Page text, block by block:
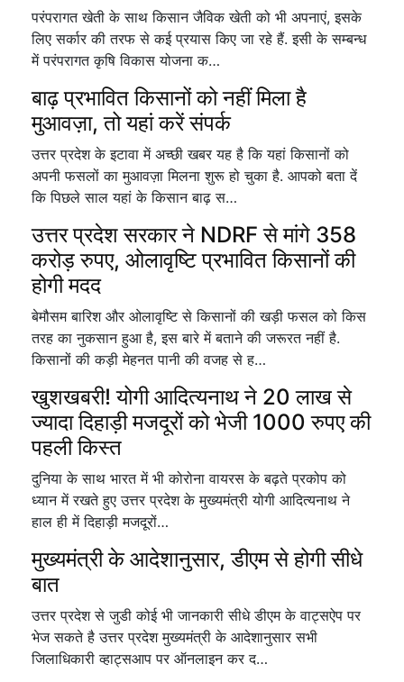
परंपरागत खेती के साथ किसान जैविक खेती को भी अपनाएं, इसके
लिए सर्कार की तरफ से कई प्रयास किए जा रहे हैं. इसी के सम्बन्ध
में परंपरागत कृषि विकास योजना क…
बाढ़ प्रभावित किसानों को नहीं मिला है
मुआवज़ा, तो यहां करें संपर्क
उत्तर प्रदेश के इटावा में अच्छी खबर यह है कि यहां किसानों को
अपनी फसलों का मुआवज़ा मिलना शुरू हो चुका है. आपको बता दें
कि पिछले साल यहां के किसान बाढ़ स…
उत्तर प्रदेश सरकार ने NDRF से मांगे 358
करोड़ रुपए, ओलावृष्टि प्रभावित किसानों की
होगी मदद
बेमौसम बारिश और ओलावृष्टि से किसानों की खड़ी फसल को किस
तरह का नुकसान हुआ है, इस बारे में बताने की जरूरत नहीं है.
किसानों की कड़ी मेहनत पानी की वजह से ह…
खुशखबरी! योगी आदित्यनाथ ने 20 लाख से
ज्यादा दिहाड़ी मजदूरों को भेजी 1000 रुपए की
पहली किस्त
दुनिया के साथ भारत में भी कोरोना वायरस के बढ़ते प्रकोप को
ध्यान में रखते हुए उत्तर प्रदेश के मुख्यमंत्री योगी आदित्यनाथ ने
हाल ही में दिहाड़ी मजदूरों…
मुख्यमंत्री के आदेशानुसार, डीएम से होगी सीधे
बात
उत्तर प्रदेश से जुडी कोई भी जानकारी सीधे डीएम के वाट्सऐप पर
भेज सकते है उत्तर प्रदेश मुख्यमंत्री के आदेशानुसार सभी
जिलाधिकारी व्हाट्सआप पर ऑनलाइन कर द…